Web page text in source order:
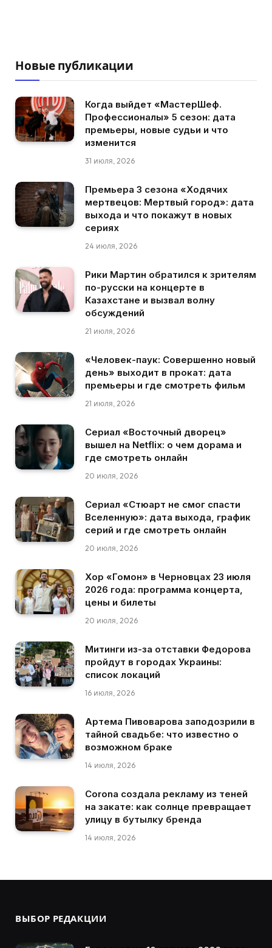
Новые публикации
Когда выйдет «МастерШеф.
Профессионалы» 5 сезон: дата
премьеры, новые судьи и что
изменится
31 июля, 2026
Премьера 3 сезона «Ходячих
мертвецов: Мертвый город»: дата
выхода и что покажут в новых
сериях
24 июля, 2026
Рики Мартин обратился к зрителям
по-русски на концерте в
Казахстане и вызвал волну
обсуждений
21 июля, 2026
«Человек-паук: Совершенно новый
день» выходит в прокат: дата
премьеры и где смотреть фильм
21 июля, 2026
Сериал «Восточный дворец»
вышел на Netflix: о чем дорама и
где смотреть онлайн
20 июля, 2026
Сериал «Стюарт не смог спасти
Вселенную»: дата выхода, график
серий и где смотреть онлайн
20 июля, 2026
Хор «Гомон» в Черновцах 23 июля
2026 года: программа концерта,
цены и билеты
20 июля, 2026
Митинги из-за отставки Федорова
пройдут в городах Украины:
список локаций
16 июля, 2026
Артема Пивоварова заподозрили в
тайной свадьбе: что известно о
возможном браке
14 июля, 2026
Corona создала рекламу из теней
на закате: как солнце превращает
улицу в бутылку бренда
14 июля, 2026
ВЫБОР РЕДАКЦИИ